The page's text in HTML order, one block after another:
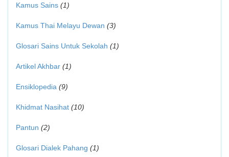
Kamus Sains (1)
Kamus Thai Melayu Dewan (3)
Glosari Sains Untuk Sekolah (1)
Artikel Akhbar (1)
Ensiklopedia (9)
Khidmat Nasihat (10)
Pantun (2)
Glosari Dialek Pahang (1)